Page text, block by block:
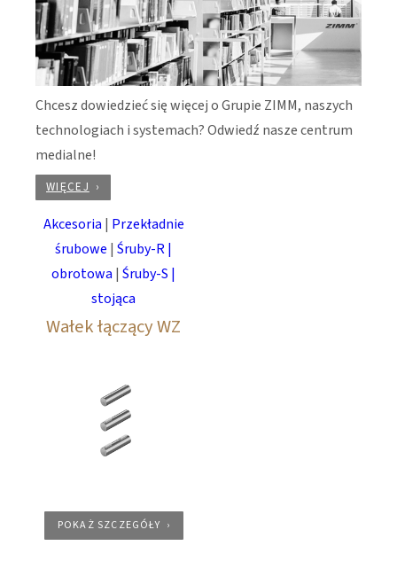
Chcesz dowiedzieć się więcej o Grupie ZIMM, naszych
technologiach i systemach? Odwiedź nasze centrum
medialne!
WIĘCEJ
Akcesoria | Przekładnie
śrubowe |Śruby-R |
obrotowa |Śruby-S |
stojąca
Wałek łączący WZ
POKAŻ SZCZEGÓŁY